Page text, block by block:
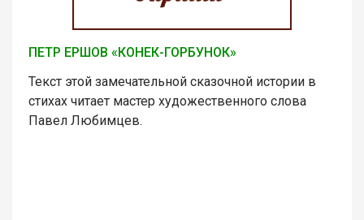
ПЕТР ЕРШОВ «КОНЕК-ГОРБУНОК»
Текст этой замечательной сказочной истории в
стихах читает мастер художественного слова
Павел Любимцев.